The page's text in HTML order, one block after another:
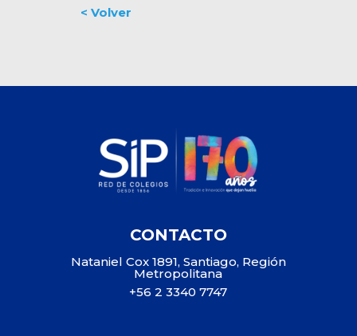
CONTACTO
Nataniel Cox 1891, Santiago, Región
Metropolitana
+56 2 3340 7747